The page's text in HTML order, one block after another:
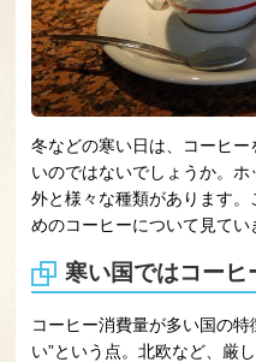
冬などの寒い日は、コーヒ
いのではないでしょうか。
外と様々な種類があります
めのコーヒーについて見てい
寒い国ではコーヒ
コーヒー消費量が多い国の
い”という点。北欧など、厳